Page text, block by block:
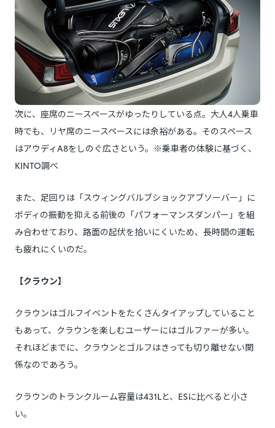
次に、座席のニースペースがゆったりしている点。大人4人乗車
時でも、リヤ席のニースペースには余裕がある。そのスペース
はアウディA8をしのぐ広さという。※乗車者の体験に基づく、
KINTO調べ
また、足回りは「スウィングバルブショックアブソーバー」に
ボディの振動を抑える前後の「パフォーマンスダンパー」を組
み合わせており、路面の起伏を拾いにくいため、長時間の運転
も疲れにくいのだ。
【クラウン】
クラウンはゴルフイベントをたくさんタイアップしていること
もあって、クラウンを楽しむユーザーにはゴルファーが多い。
それほどまでに、クラウンとゴルフはきっても切り離せない関
係なのであろう。
クラウンのトランクルーム容量は431Lと、ESに比べると小さ
い。